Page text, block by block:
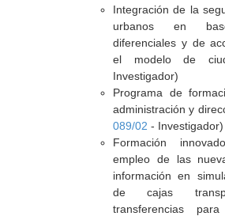
Integración de la
urbanos en
diferenciales y de
el modelo de
Investigador)
Programa de
administración y
089/02 - Investigador)
Formación
empleo de las
información en
de cajas
transferencias